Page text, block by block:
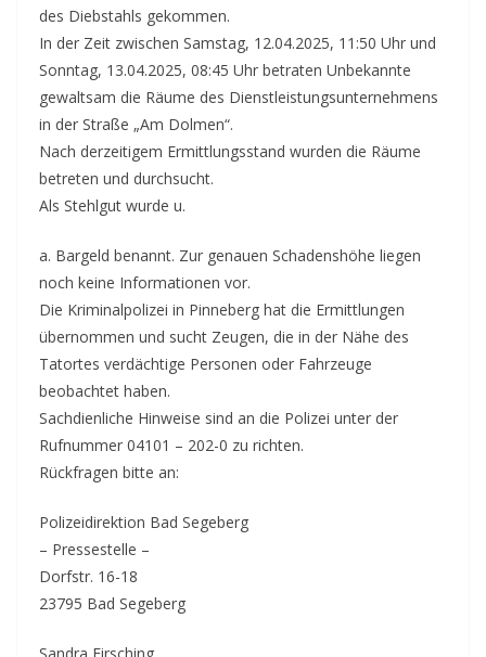
des Diebstahls gekommen.
In der Zeit zwischen Samstag, 12.04.2025, 11:50 Uhr und
Sonntag, 13.04.2025, 08:45 Uhr betraten Unbekannte
gewaltsam die Räume des Dienstleistungsunternehmens
in der Straße „Am Dolmen“.
Nach derzeitigem Ermittlungsstand wurden die Räume
betreten und durchsucht.
Als Stehlgut wurde u.
a. Bargeld benannt. Zur genauen Schadenshöhe liegen
noch keine Informationen vor.
Die Kriminalpolizei in Pinneberg hat die Ermittlungen
übernommen und sucht Zeugen, die in der Nähe des
Tatortes verdächtige Personen oder Fahrzeuge
beobachtet haben.
Sachdienliche Hinweise sind an die Polizei unter der
Rufnummer 04101 – 202-0 zu richten.
Rückfragen bitte an:
Polizeidirektion Bad Segeberg
– Pressestelle –
Dorfstr. 16-18
23795 Bad Segeberg